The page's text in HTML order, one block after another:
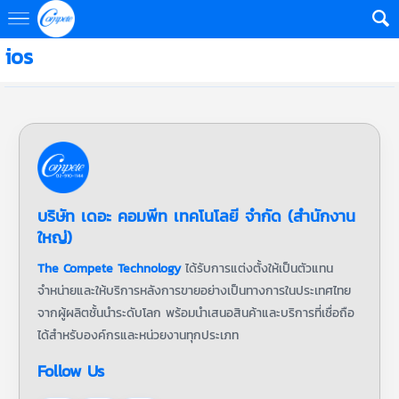
ios
บริษัท เดอะ คอมพีท เทคโนโลยี จำกัด (สำนักงาน
ใหญ่)
The Compete Technologyได้รับการแต่งตั้งให้เป็นตัวแทน
จำหน่ายและให้บริการหลังการขายอย่างเป็นทางการในประเทศไทย
จากผู้ผลิตชั้นนำระดับโลก พร้อมนำเสนอสินค้าและบริการที่เชื่อถือ
ได้สำหรับองค์กรและหน่วยงานทุกประเภท
Follow Us